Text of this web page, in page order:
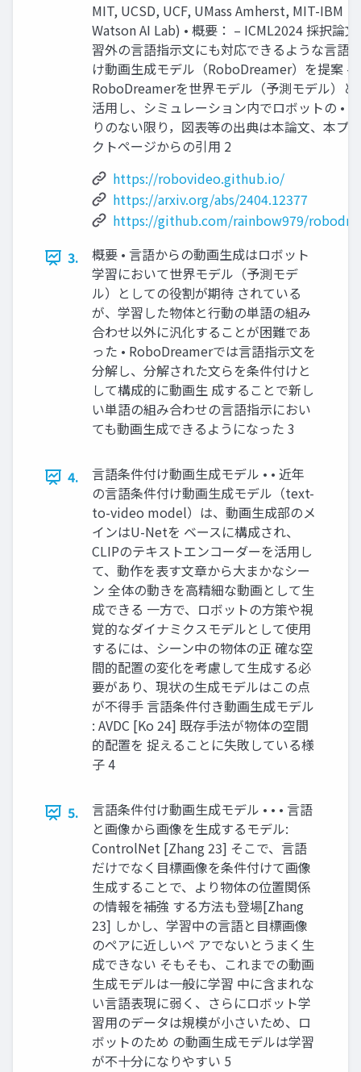
MIT, UCSD, UCF, UMass Amherst, MIT-IBM
Watson AI Lab) • 概要： – ICML2024 採択論
習外の言語指示文にも対応できるような言語
け動画生成モデル（RoboDreamer）を提案 –
RoboDreamerを世界モデル（予測モデル）と
活用し、シミュレーション内でロボットの •
りのない限り，図表等の出典は本論文、本プ
クトページからの引用 2
https://robovideo.github.io/
https://arxiv.org/abs/2404.12377
https://github.com/rainbow979/
3.
概要 • 言語からの動画生成はロボット
学習において世界モデル（予測モデ
ル）としての役割が期待 されている
が、学習した物体と行動の単語の組み
合わせ以外に汎化することが困難であ
った • RoboDreamerでは言語指示文を
分解し、分解された文らを条件付けと
して構成的に動画生 成することで新し
い単語の組み合わせの言語指示におい
ても動画生成できるようになった 3
4.
⾔語条件付け動画⽣成モデル • • 近年
の⾔語条件付け動画⽣成モデル（text-
to-video model）は、動画⽣成部のメ
インはU-Netを ベースに構成され、
CLIPのテキストエンコーダーを活⽤し
て、動作を表す⽂章から⼤まかなシー
ン 全体の動きを⾼精細な動画として⽣
成できる ⼀⽅で、ロボットの⽅策や視
覚的なダイナミクスモデルとして使⽤
するには、シーン中の物体の正 確な空
間的配置の変化を考慮して⽣成する必
要があり、現状の⽣成モデルはこの点
が不得⼿ 言語条件付き動画生成モデル
: AVDC [Ko 24] 既存手法が物体の空間
的配置を 捉えることに失敗している様
子 4
5.
⾔語条件付け動画⽣成モデル • • • 言語
と画像から画像を生成するモデル:
ControlNet [Zhang 23] そこで、⾔語
だけでなく⽬標画像を条件付けて画像
⽣成することで、より物体の位置関係
の情報を補強 する⽅法も登場[Zhang
23] しかし、学習中の⾔語と⽬標画像
のペアに近しいペ アでないとうまく⽣
成できない そもそも、これまでの動画
⽣成モデルは⼀般に学習 中に含まれな
い⾔語表現に弱く、さらにロボット学
習⽤のデータは規模が⼩さいため、ロ
ボットのため の動画⽣成モデルは学習
が不⼗分になりやすい 5